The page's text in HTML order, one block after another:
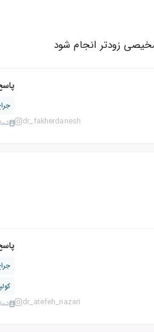
زودتر انجام شود
dr_fakherdanesh
dr_atefeh_nazari